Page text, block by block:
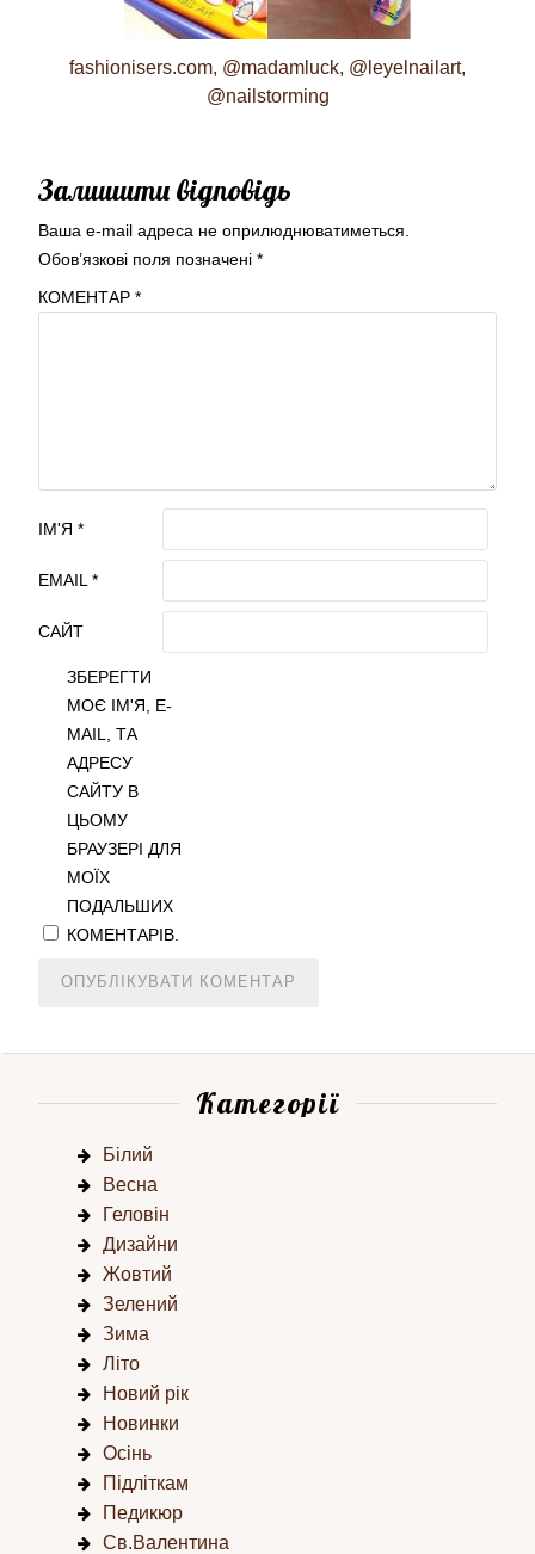
fashionisers.com, @madamluck, @leyelnailart,
@nailstorming
Залишити відповідь
Ваша e-mail адреса не оприлюднюватиметься.
Обов’язкові поля позначені *
КОМЕНТАР *
ІМ'Я *
EMAIL *
САЙТ
ЗБЕРЕГТИ
МОЄ ІМ'Я, E-
MAIL, ТА
АДРЕСУ
САЙТУ В
ЦЬОМУ
БРАУЗЕРІ ДЛЯ
МОЇХ
ПОДАЛЬШИХ
КОМЕНТАРІВ.
Категорії
Білий
Весна
Геловін
Дизайни
Жовтий
Зелений
Зима
Літо
Новий рік
Новинки
Осінь
Підліткам
Педикюр
Св.Валентина